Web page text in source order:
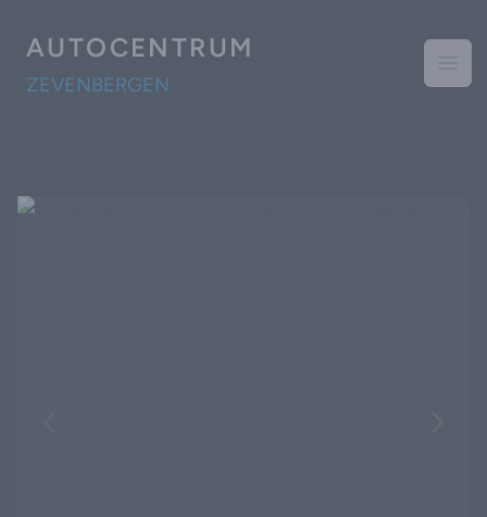
AUTOCENTRUM
ZEVENBERGEN